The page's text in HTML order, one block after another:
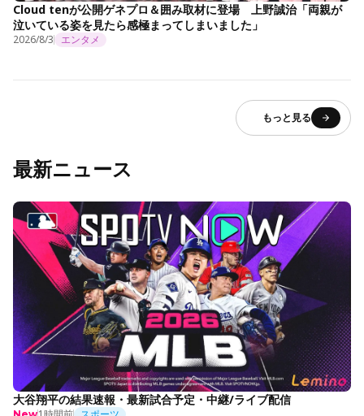
Cloud tenが公開ゲネプロ＆囲み取材に登場 上野誠治「両親が
泣いている姿を見たら感極まってしまいました」
2026/8/3 エンタメ
もっと見る
最新ニュース
大谷翔平の結果速報・最新試合予定・中継/ライブ配信